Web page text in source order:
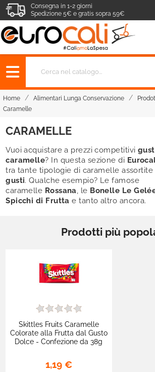
Consegna in 1-2 giorni
Spedizione 5€ e gratis sopra 59€
Home Alimentari Lunga Conservazione
Caramelle
CARAMELLE
Vuoi acquistare a prezzi competitivi
caramelle? In questa sezione di
tra tante tipologie di caramelle assortite
gusti. Qualche esempio? Le famose
caramelle Rossana, le Bonelle Le
Spicchi di Frutta e tanto altro ancora.
Prodotti più
Skittles Fruits Caramelle
Colorate alla Frutta dal Gusto
Dolce - Confezione da 38g
1,19 €